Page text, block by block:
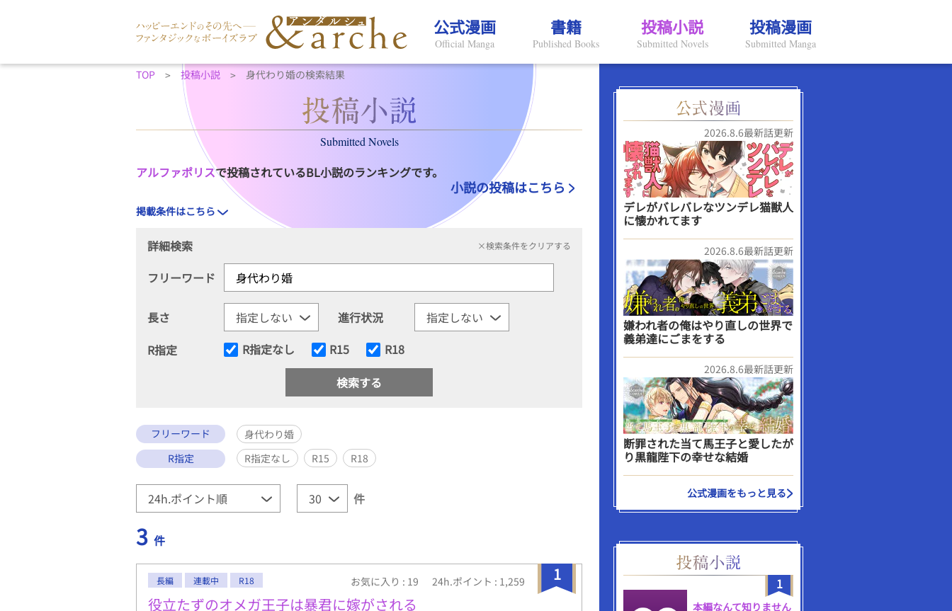
公式漫画
Official Manga
書籍
Published Books
投稿小説
Submitted Novels
投稿漫画
Submitted Manga
TOP 投稿小説 身代わり婚の検索結果
Submitted Novels
アルファポリスで投稿されているBL小説のランキングです。
小説の投稿はこちら
掲載条件はこちら
詳細検索 ×検索条件をクリアする
フリーワード
長さ
進行状況
R指定
R指定なし R15 R18
フリーワード
身代わり婚
R指定
R指定なし R15 R18
件
3 件
1
長編 連載中 R18 お気に入り : 19 24h.ポイント : 1,259
役立たずのオメガ王子は暴君に嫁がされる
2026.8.6最新話更新
デレがバレバレなツンデレ猫獣人
に懐かれてます
2026.8.6最新話更新
嫌われ者の俺はやり直しの世界で
義弟達にごまをする
2026.8.6最新話更新
断罪された当て馬王子と愛したが
り黒龍陛下の幸せな結婚
公式漫画をもっと見る
1
本編なんて知りません